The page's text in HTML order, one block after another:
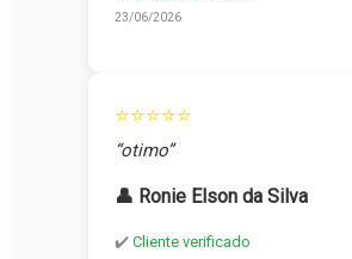
23/06/2026
⭐⭐⭐⭐⭐
“otimo”
👤 Ronie Elson da Silva
✔️ Cliente verificado